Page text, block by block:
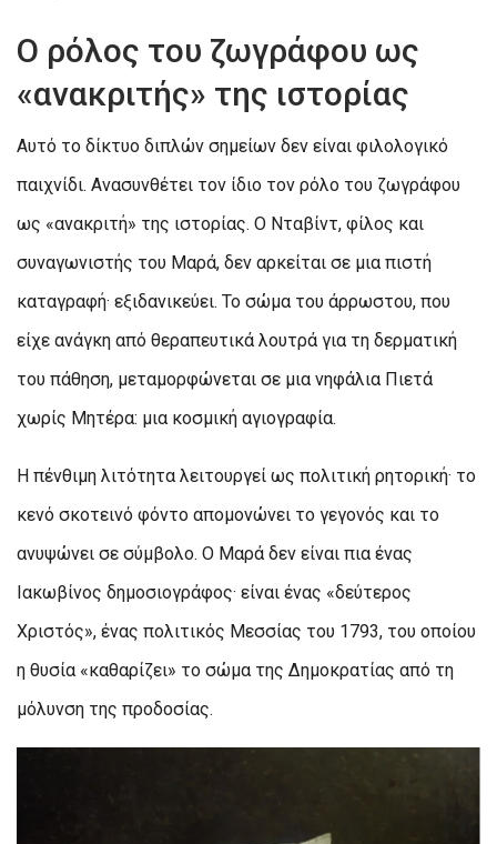
Ο ρόλος του ζωγράφου ως
«ανακριτής» της ιστορίας
Αυτό το δίκτυο διπλών σημείων δεν είναι φιλολογικό
παιχνίδι. Ανασυνθέτει τον ίδιο τον ρόλο του ζωγράφου
ως «ανακριτή» της ιστορίας. Ο Νταβίντ, φίλος και
συναγωνιστής του Μαρά, δεν αρκείται σε μια πιστή
καταγραφή· εξιδανικεύει. Το σώμα του άρρωστου, που
είχε ανάγκη από θεραπευτικά λουτρά για τη δερματική
του πάθηση, μεταμορφώνεται σε μια νηφάλια Πιετά
χωρίς Μητέρα: μια κοσμική αγιογραφία.
Η πένθιμη λιτότητα λειτουργεί ως πολιτική ρητορική· το
κενό σκοτεινό φόντο απομονώνει το γεγονός και το
ανυψώνει σε σύμβολο. Ο Μαρά δεν είναι πια ένας
Ιακωβίνος δημοσιογράφος· είναι ένας «δεύτερος
Χριστός», ένας πολιτικός Μεσσίας του 1793, του οποίου
η θυσία «καθαρίζει» το σώμα της Δημοκρατίας από τη
μόλυνση της προδοσίας.